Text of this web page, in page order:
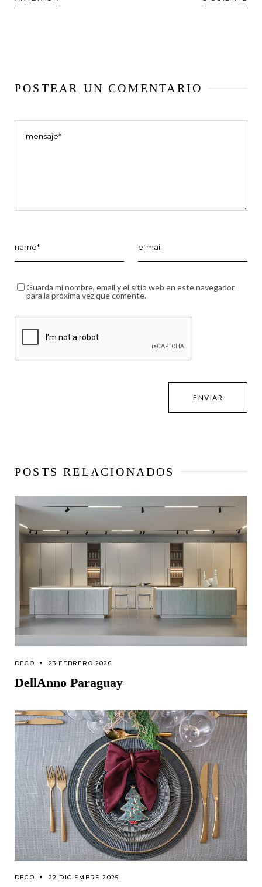
POSTEAR UN COMENTARIO
Guarda mi nombre, email y el sitio web en este navegador
para la próxima vez que comente.
POSTS RELACIONADOS
DECO 23 FEBRERO 2026
DellAnno Paraguay
DECO 22 DICIEMBRE 2025